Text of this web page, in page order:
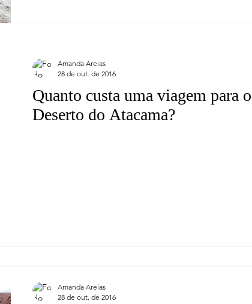
Quanto custa uma viagem para o
Deserto do Atacama?
Amanda Areias
28 de out. de 2016
Amanda Areias
28 de out. de 2016